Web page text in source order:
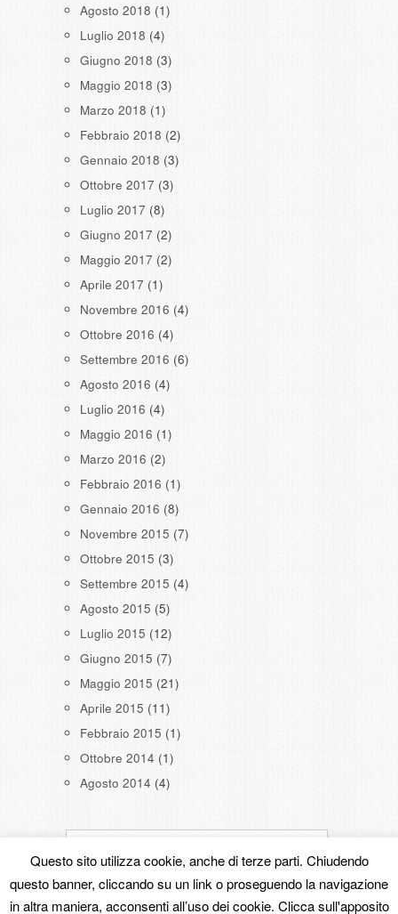
Agosto 2018 (1)
Luglio 2018 (4)
Giugno 2018 (3)
Maggio 2018 (3)
Marzo 2018 (1)
Febbraio 2018 (2)
Gennaio 2018 (3)
Ottobre 2017 (3)
Luglio 2017 (8)
Giugno 2017 (2)
Maggio 2017 (2)
Aprile 2017 (1)
Novembre 2016 (4)
Ottobre 2016 (4)
Settembre 2016 (6)
Agosto 2016 (4)
Luglio 2016 (4)
Maggio 2016 (1)
Marzo 2016 (2)
Febbraio 2016 (1)
Gennaio 2016 (8)
Novembre 2015 (7)
Ottobre 2015 (3)
Settembre 2015 (4)
Agosto 2015 (5)
Luglio 2015 (12)
Giugno 2015 (7)
Maggio 2015 (21)
Aprile 2015 (11)
Febbraio 2015 (1)
Ottobre 2014 (1)
Agosto 2014 (4)
Copyright © 2026
Questo sito utilizza cookie, anche di terze parti. Chiudendo
questo banner, cliccando su un link o proseguendo la navigazione
in altra maniera, acconsenti all’uso dei cookie. Clicca sull'apposito